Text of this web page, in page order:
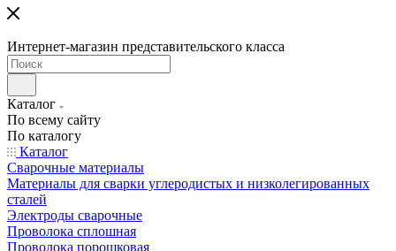
Интернет-магазин представительского класса
Каталог
По всему сайту
По каталогу
Каталог
Сварочные материалы
Материалы для сварки углеродистых и низколегированных
сталей
Электроды сварочные
Проволока сплошная
Проволока порошковая